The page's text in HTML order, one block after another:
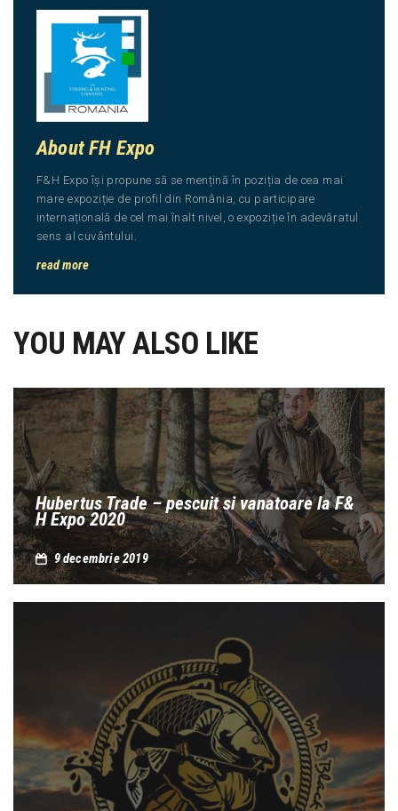
About FH Expo
F&H Expo își propune să se mențină în poziția de cea mai
mare expoziție de profil din România, cu participare
internațională de cel mai înalt nivel, o expoziție în adevăratul
sens al cuvântului.
read more
YOU MAY ALSO LIKE
Hubertus Trade – pescuit si vanatoare la F&
H Expo 2020
9 decembrie 2019